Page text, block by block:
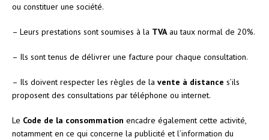
ou constituer une société.
– Leurs prestations sont soumises à la TVAau taux normal de 20%.
– Ils sont tenus de délivrer une facture pour chaque consultation.
– Ils doivent respecter les règles de la vente à distance s’ils
proposent des consultations par téléphone ou internet.
Le Code de la consommation encadre également cette activité,
notamment en ce qui concerne la publicité et l’information du